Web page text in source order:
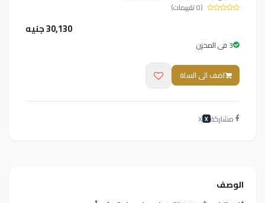
(0 تقييمات)
30,130 جنيه
3 فى المخزن
اضف الى السلة
مشاركة X
X
الوصف